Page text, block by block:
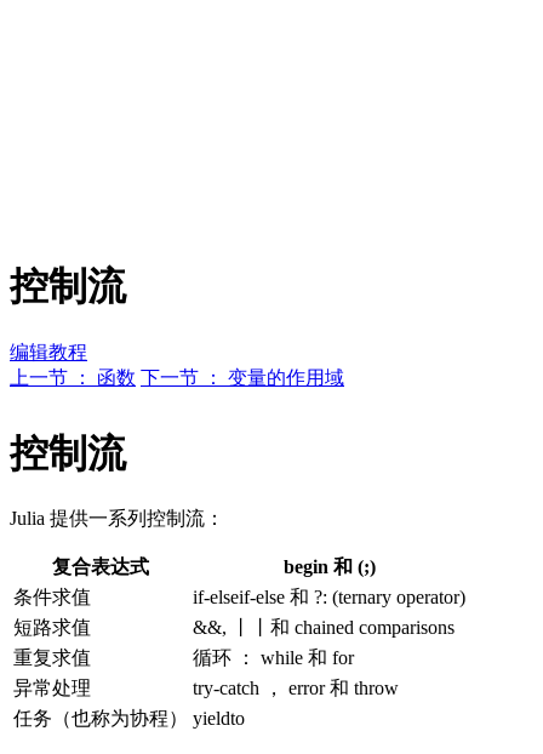
控制流
编辑教程
上一节 ： 函数 下一节 ： 变量的作用域
控制流
Julia 提供一系列控制流：
复合表达式
begin 和 (;)
条件求值
if-elseif-else 和 ?: (ternary operator)
短路求值
&&, 丨丨和 chained comparisons
重复求值
循环 ： while 和 for
异常处理
try-catch ， error 和 throw
任务（也称为协程）
yieldto